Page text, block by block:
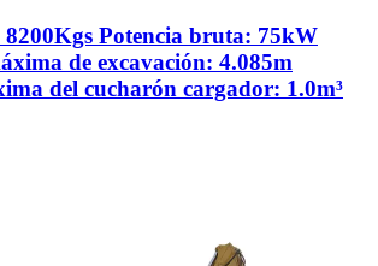
8200Kgs Potencia bruta: 75kW
de excavación: 4.085m
del cucharón cargador: 1.0m³